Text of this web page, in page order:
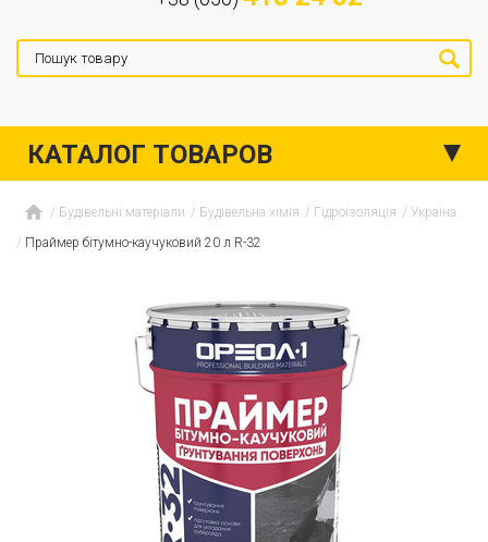
КАТАЛОГ ТОВАРОВ
Будівельні матеріали Будівельна хімія Гідроізоляція
Україна
Праймер бітумно-каучуковий 20 л R-32